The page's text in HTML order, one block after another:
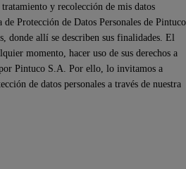
y recolección de mis datos
Protección de Datos Personales de Pintuco
donde allí se describen sus finalidades. El
momento, hacer uso de sus derechos a
Pintuco S.A. Por ello, lo invitamos a
de datos personales a través de nuestra